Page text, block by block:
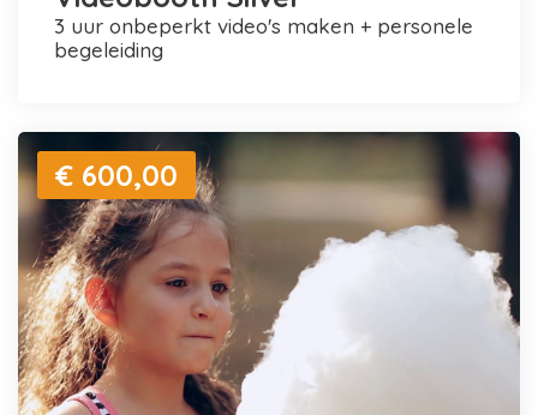
3 uur onbeperkt video's maken + personele
begeleiding
€ 600,00